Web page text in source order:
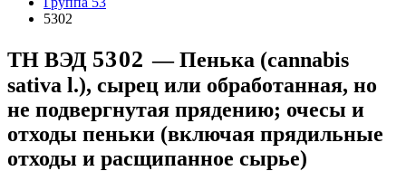
5302
ТН ВЭД 5302— Пенька (cannabis
sativa l.), сырец или обработанная, но
не подвергнутая прядению; очесы и
отходы пеньки (включая прядильные
отходы и расщипанное сырье)